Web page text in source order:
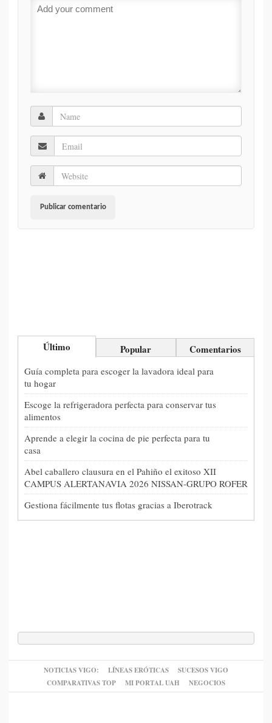
Último Popular Comentarios
Guía completa para escoger la lavadora ideal para
tu hogar
Escoge la refrigeradora perfecta para conservar tus
alimentos
Aprende a elegir la cocina de pie perfecta para tu
casa
Abel caballero clausura en el Pahiño el exitoso XII
CAMPUS ALERTANAVIA 2026 NISSAN-GRUPO ROFER
Gestiona fácilmente tus flotas gracias a Iberotrack
NOTICIAS VIGO: LÍNEAS ERÓTICAS
SUCESOS VIGO
COMPARATIVAS TOP
MI PORTAL UAH NEGOCIOS